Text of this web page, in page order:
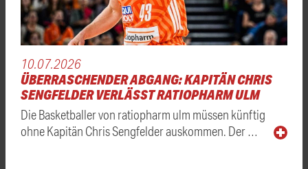
10.07.2026
ÜBERRASCHENDER ABGANG: KAPITÄN CHRIS
SENGFELDER VERLÄSST RATIOPHARM ULM
Die Basketballer von ratiopharm ulm müssen künftig
ohne Kapitän Chris Sengfelder auskommen. Der …